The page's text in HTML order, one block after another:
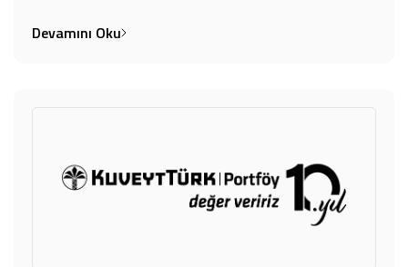
Devamını Oku